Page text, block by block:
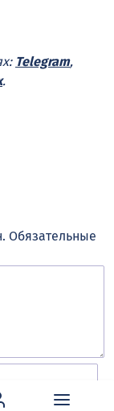
Telegram,
.
Обязательные